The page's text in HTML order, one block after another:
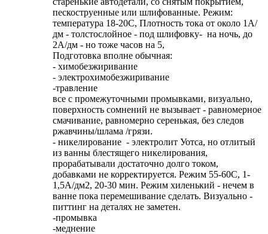
пескоструенные или шлифованные. Режим:
температура 18-20С, Плотность тока от около 1А/
дм - толстослойное - под шлифовку- на ночь, до
2А/дм - но тоже часов на 5,
Подготовка вполне обычная:
- химобезжиривание
- электрохимобезжиривание
-травление
все с промежуточными промывками, визуально,
поверхность сомнений не вызывает - равномерное
смачивание, равномерно серенькая, без следов
ржавчины/шлама /грязи.
- никелирование - электролит Уотса, но отлитый
из ванны блестящего никелирования,
прорабатывали достаточно долго током,
добавками не корректируется. Режим 55-60С, 1-
1,5А/дм2, 20-30 мин. Режим хиленький - нечем в
ванне пока перемешивание сделать. Визуально -
питтинг на деталях не заметен.
-промывка
-меднение